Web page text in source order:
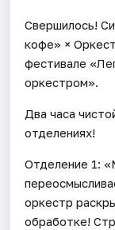
Свершилось!
кофе» ×
фестивале
оркестром».
Два часа
отделениях!
Отделение 1:
оркестр
обработке!